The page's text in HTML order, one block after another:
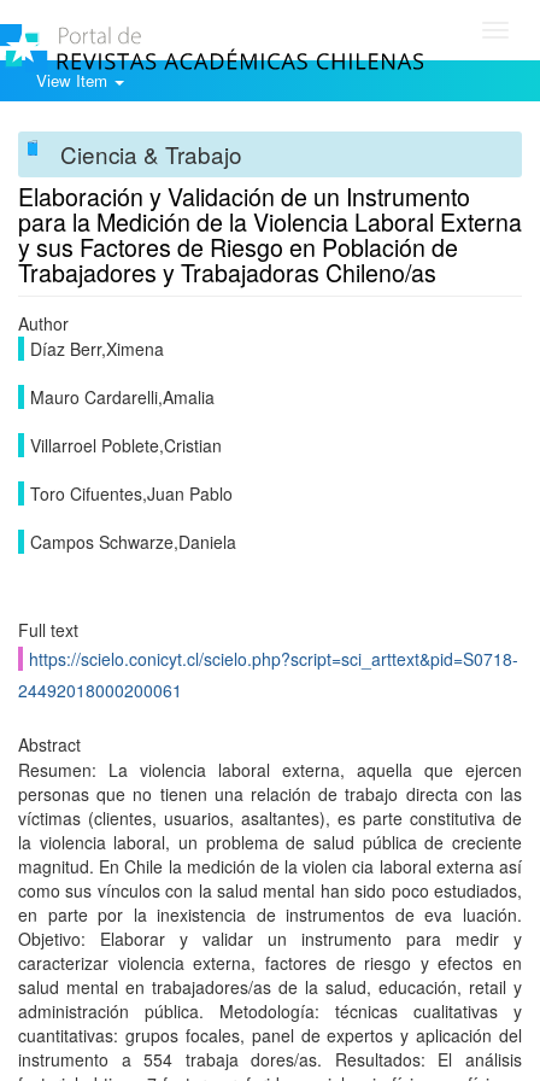
View Item
Ciencia & Trabajo
Elaboración y Validación de un Instrumento
para la Medición de la Violencia Laboral Externa
y sus Factores de Riesgo en Población de
Trabajadores y Trabajadoras Chileno/as
Author
Díaz Berr,Ximena
Mauro Cardarelli,Amalia
Villarroel Poblete,Cristian
Toro Cifuentes,Juan Pablo
Campos Schwarze,Daniela
Full text
https://scielo.conicyt.cl/scielo.php?script=sci_arttext&pid=S0718-
24492018000200061
Abstract
Resumen: La violencia laboral externa, aquella que ejercen
personas que no tienen una relación de trabajo directa con las
víctimas (clientes, usuarios, asaltantes), es parte constitutiva de
la violencia laboral, un problema de salud pública de creciente
magnitud. En Chile la medición de la violen cia laboral externa así
como sus vínculos con la salud mental han sido poco estudiados,
en parte por la inexistencia de instrumentos de eva luación.
Objetivo: Elaborar y validar un instrumento para medir y
caracterizar violencia externa, factores de riesgo y efectos en
salud mental en trabajadores/as de la salud, educación, retail y
administración pública. Metodología: técnicas cualitativas y
cuantitativas: grupos focales, panel de expertos y aplicación del
instrumento a 554 trabaja dores/as. Resultados: El análisis